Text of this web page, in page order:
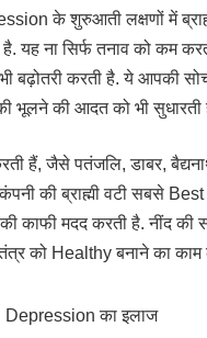
के शुरुआती लक्षणों में
है. यह ना सिर्फ तनाव को कम
भी बढ़ोतरी करती है. ये आपकी
भूलने की आदत को भी सुधारती
हैं, जैसे पतंजलि, डाबर,
कंपनी की ब्राह्मी वटी सबसे
काफी मदद करती है. नींद की
को Healthy बनाने का काम